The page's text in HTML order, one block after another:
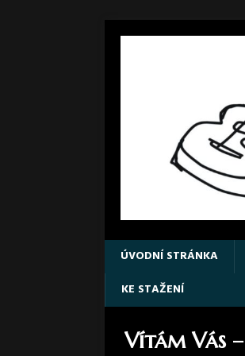
ÚVODNÍ STRÁNKA
KE STAŽENÍ
Vítám Vás